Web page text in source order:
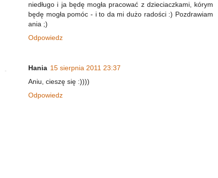
niedługo i ja będę mogła pracować z dzieciaczkami, kórym
będę mogła pomóc - i to da mi dużo radości :) Pozdrawiam
ania ;)
Odpowiedz
Hania 15 sierpnia 2011 23:37
Aniu, cieszę się :))))
Odpowiedz